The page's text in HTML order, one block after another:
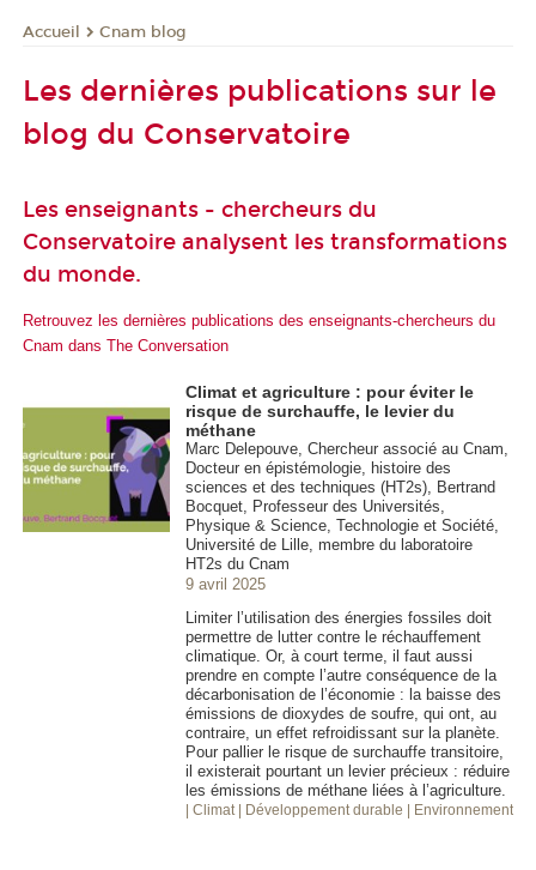
Accueil Cnam blog
Les dernières publications sur le
blog du Conservatoire
Les enseignants - chercheurs du
Conservatoire analysent les transformations
du monde.
Retrouvez les dernières publications des enseignants-chercheurs du
Cnam dans The Conversation
Climat et agriculture : pour éviter le
risque de surchauffe, le levier du
méthane
Marc Delepouve, Chercheur associé au Cnam,
Docteur en épistémologie, histoire des
sciences et des techniques (HT2s), Bertrand
Bocquet, Professeur des Universités,
Physique & Science, Technologie et Société,
Université de Lille, membre du laboratoire
HT2s du Cnam
9 avril 2025
Limiter l’utilisation des énergies fossiles doit
permettre de lutter contre le réchauffement
climatique. Or, à court terme, il faut aussi
prendre en compte l’autre conséquence de la
décarbonisation de l’économie : la baisse des
émissions de dioxydes de soufre, qui ont, au
contraire, un effet refroidissant sur la planète.
Pour pallier le risque de surchauffe transitoire,
il existerait pourtant un levier précieux : réduire
les émissions de méthane liées à l’agriculture.
| Climat | Développement durable | Environnement